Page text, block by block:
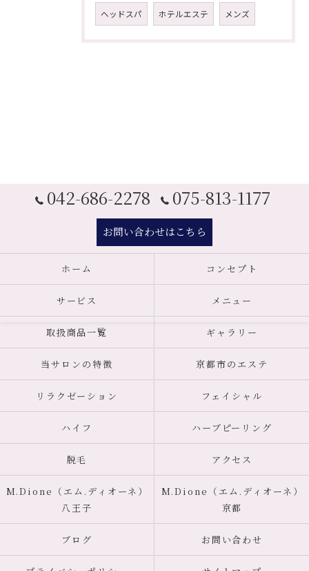
ヘッドスパ ホテルエステ メンズ
042-686-2278 075-813-1177
お問い合わせはこちら
ホーム コンセプト
サービス メニュー
取扱商品一覧 ギャラリー
当サロンの特徴 京都市のエステ
リラクゼーション フェイシャル
ハイフ ハーブピーリング
脱毛 アクセス
M.Dione（エム.ディオーネ）
八王子
M.Dione（エム.ディオーネ）
京都
ブログ お問い合わせ